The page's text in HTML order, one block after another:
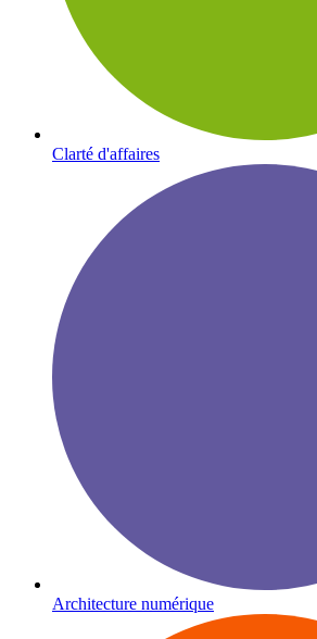
Clarté d'affaires
Architecture numérique